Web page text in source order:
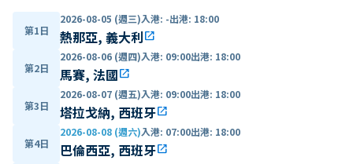
第1日
2026-08-05 (週三)入港: -出港: 18:00
熱那亞, 義大利open_in_new
第2日
2026-08-06 (週四)入港: 09:00出港: 18:00
馬賽, 法國open_in_new
第3日
2026-08-07 (週五)入港: 09:00出港: 18:00
塔拉戈納, 西班牙open_in_new
第4日
2026-08-08 (週六)入港: 07:00出港: 18:00
巴倫西亞, 西班牙open_in_new